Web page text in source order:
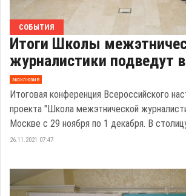
СОБЫТИЯ
Итоги Школы
журналистики подведут
эксклюзив
Итоговая конференция Всероссийского
проекта "Школа межэтнической
Москве с 29 ноября по 1 декабря. В столицу
26.11.2021 07:47